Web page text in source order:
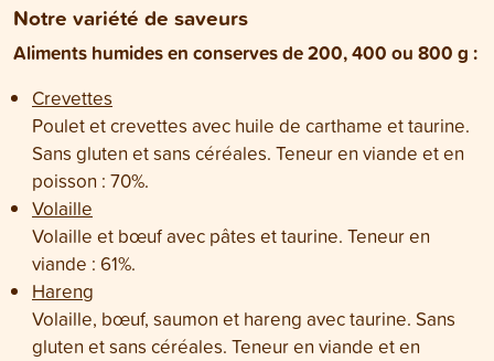
Notre variété de saveurs
Aliments humides en conserves de 200, 400 ou 800 g :
Crevettes
Poulet et crevettes avec huile de carthame et taurine.
Sans gluten et sans céréales. Teneur en viande et en
poisson : 70%.
Volaille
Volaille et bœuf avec pâtes et taurine. Teneur en
viande : 61%.
Hareng
Volaille, bœuf, saumon et hareng avec taurine. Sans
gluten et sans céréales. Teneur en viande et en